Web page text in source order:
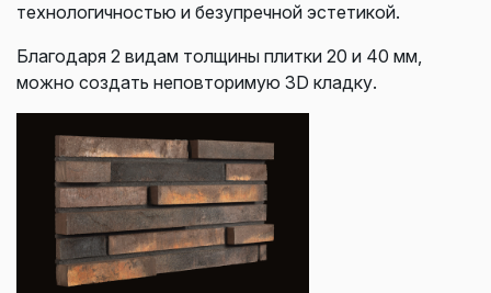
технологичностью и безупречной эстетикой.
Благодаря 2 видам толщины плитки 20 и 40 мм,
можно создать неповторимую 3D кладку.